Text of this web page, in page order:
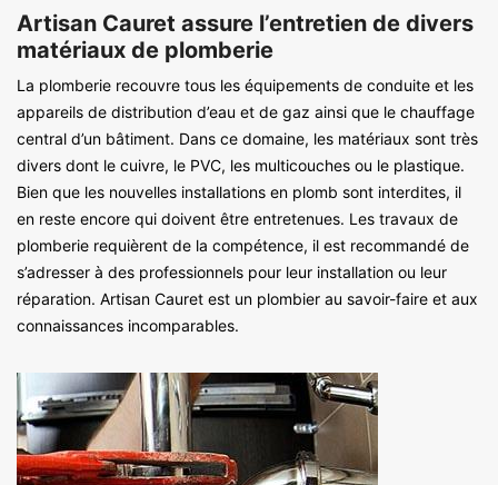
Artisan Cauret assure l’entretien de divers
matériaux de plomberie
La plomberie recouvre tous les équipements de conduite et les
appareils de distribution d’eau et de gaz ainsi que le chauffage
central d’un bâtiment. Dans ce domaine, les matériaux sont très
divers dont le cuivre, le PVC, les multicouches ou le plastique.
Bien que les nouvelles installations en plomb sont interdites, il
en reste encore qui doivent être entretenues. Les travaux de
plomberie requièrent de la compétence, il est recommandé de
s’adresser à des professionnels pour leur installation ou leur
réparation. Artisan Cauret est un plombier au savoir-faire et aux
connaissances incomparables.